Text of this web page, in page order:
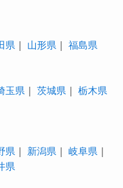
県 ｜ 山形県 ｜ 福島県
玉県 ｜ 茨城県 ｜ 栃木県
県 ｜ 新潟県 ｜ 岐阜県 ｜
県